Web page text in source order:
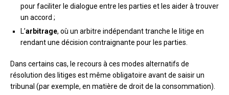
pour faciliter le dialogue entre les parties et les aider à trouver
un accord ;
L’arbitrage, où un arbitre indépendant tranche le litige en
rendant une décision contraignante pour les parties.
Dans certains cas, le recours à ces modes alternatifs de
résolution des litiges est même obligatoire avant de saisir un
tribunal (par exemple, en matière de droit de la consommation).